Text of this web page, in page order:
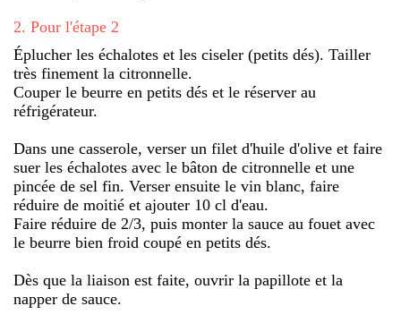
2. Pour l'étape 2
Éplucher les échalotes et les ciseler (petits dés). Tailler
très finement la citronnelle.
Couper le beurre en petits dés et le réserver au
réfrigérateur.
Dans une casserole, verser un filet d'huile d'olive et faire
suer les échalotes avec le bâton de citronnelle et une
pincée de sel fin. Verser ensuite le vin blanc, faire
réduire de moitié et ajouter 10 cl d'eau.
Faire réduire de 2/3, puis monter la sauce au fouet avec
le beurre bien froid coupé en petits dés.
Dès que la liaison est faite, ouvrir la papillote et la
napper de sauce.